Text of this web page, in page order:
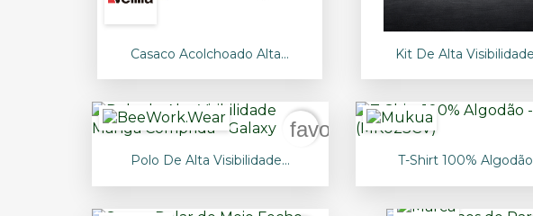
 Vista rápida
Casaco Acolchoado Alta...  Vista rápida
Kit De Alta
 Vista rápida
Polo De Alta Visibilidade...
favorite_border
 Vista rápida
T-Shirt 100% Algodão